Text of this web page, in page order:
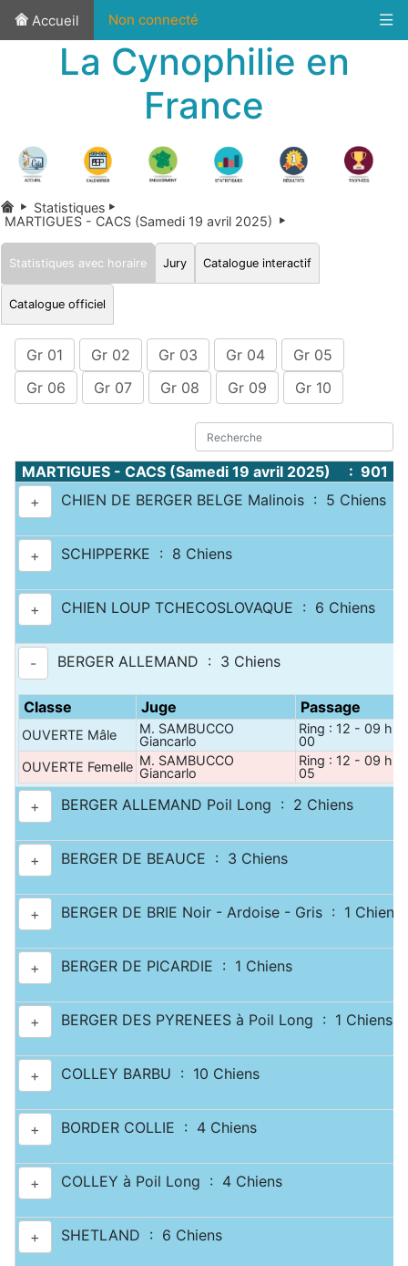
Accueil Non connecté
La Cynophilie en
France
Statistiques
MARTIGUES - CACS (Samedi 19 avril 2025)
Statistiques avec horaire Jury Catalogue interactif
Catalogue officiel
Gr 01 Gr 02 Gr 03 Gr 04
Gr 05
Gr 06
Gr 07 Gr 08 Gr 09 Gr 10
MARTIGUES - CACS (Samedi 19 avril 2025) : 901
+
CHIEN DE BERGER BELGE Malinois : 5 Chiens
+ SCHIPPERKE : 8 Chiens
+ CHIEN LOUP TCHECOSLOVAQUE : 6 Chiens
- BERGER ALLEMAND : 3 Chiens
Classe Juge Passage
OUVERTE Mâle
M. SAMBUCCO
Giancarlo
Ring : 12 - 09 h
00
OUVERTE Femelle M. SAMBUCCO
Giancarlo
Ring : 12 - 09 h
05
+ BERGER ALLEMAND Poil Long : 2 Chiens
+ BERGER DE BEAUCE : 3 Chiens
+ BERGER DE BRIE Noir - Ardoise - Gris : 1 Chiens
+ BERGER DE PICARDIE : 1 Chiens
+ BERGER DES PYRENEES à Poil Long : 1 Chiens
+ COLLEY BARBU : 10 Chiens
+ BORDER COLLIE : 4 Chiens
+ COLLEY à Poil Long : 4 Chiens
+ SHETLAND : 6 Chiens